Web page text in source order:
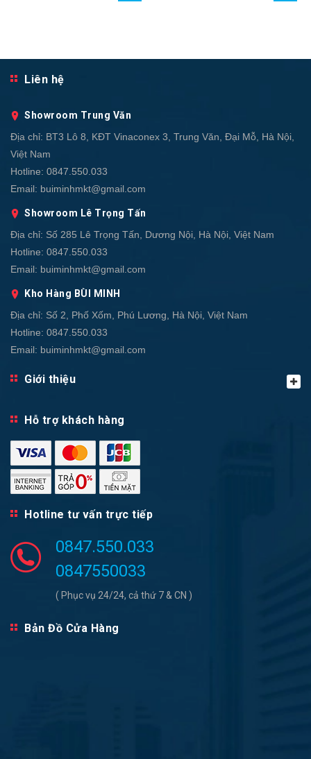
Liên hệ
Showroom Trung Văn
Địa chỉ: BT3 Lô 8, KĐT Vinaconex 3, Trung Văn, Đại Mỗ, Hà Nội,
Việt Nam
Hotline: 0847.550.033
Email: buiminhmkt@gmail.com
Showroom Lê Trọng Tấn
Địa chỉ: Số 285 Lê Trọng Tấn, Dương Nội, Hà Nội, Việt Nam
Hotline: 0847.550.033
Email: buiminhmkt@gmail.com
Kho Hàng BÙI MINH
Địa chỉ: Số 2, Phố Xốm, Phú Lương, Hà Nội, Việt Nam
Hotline: 0847.550.033
Email: buiminhmkt@gmail.com
Giới thiệu
Hỗ trợ khách hàng
Hotline tư vấn trực tiếp
0847.550.033
0847550033
( Phục vụ 24/24, cả thứ 7 & CN )
Bản Đồ Cửa Hàng